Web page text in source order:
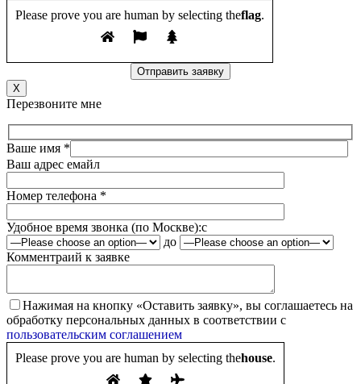
Please prove you are human by selecting theflag.
X
Перезвоните мне
Ваше имя *
Ваш адрес емайл
Номер телефона *
Удобное время звонка (по Москве):c
до
Комментраий к заявке
Нажимая на кнопку «Оставить заявку», вы соглашаетесь на
обработку персональных данных в соответствии с
пользовательским соглашением
Please prove you are human by selecting thehouse.